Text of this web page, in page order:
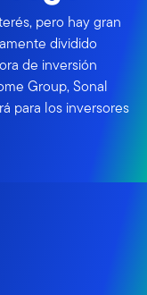
pero hay gran
dividido
de inversión
Group, Sonal
para los inversores